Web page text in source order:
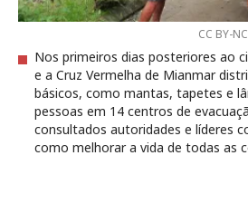
CC BY-
Nos primeiros dias posteriores ao
e a Cruz Vermelha de Mianmar
básicos, como mantas, tapetes e
pessoas em 14 centros de
consultados autoridades e líderes
como melhorar a vida de todas as